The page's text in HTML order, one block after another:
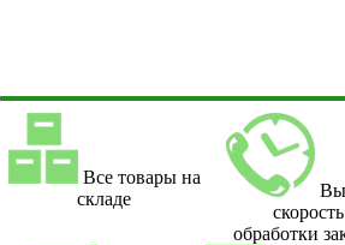
Все товары на
складе
скорость
обработки